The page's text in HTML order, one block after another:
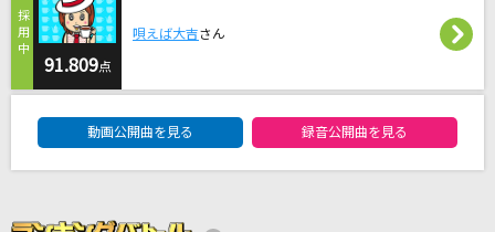
怪獣の花唄
Vaundy
[生音]ボクノート(ドラえもんアニメバージョン)
スキマスイッチ
91.809点
唄えば大吉さん
動画公開曲を見る 録音公開曲を見る